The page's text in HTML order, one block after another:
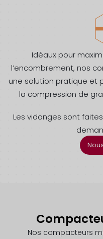
Idéaux pour
l’encombrement, nos
une solution pratique et
la compression de
Les vidanges sont
Nos compacteurs